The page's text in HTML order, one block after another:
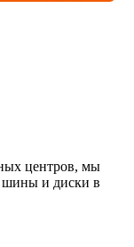
центров, мы
шины и диски в